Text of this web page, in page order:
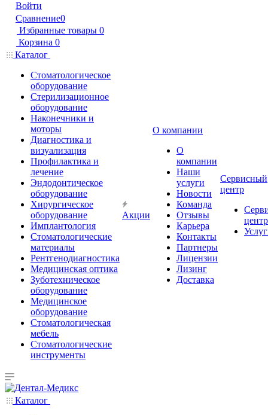
Войти
Сравнение0
Избранные товары 0
Корзина 0
Каталог
Стоматологическое
оборудование
Стерилизационное
оборудование
Наконечники и
моторы
Диагностика и
визуализация
Профилактика и
лечение
Эндодонтическое
оборудование
Хирургическое
оборудование
Имплантология
Стоматологические
материалы
Рентгенодиагностика
Медицинская оптика
Зуботехническое
оборудование
Медицинское
оборудование
Стоматологическая
мебель
Стоматологические
инструменты
Акции
О компании
О
компании
Наши
услуги
Новости
Команда
Отзывы
Карьера
Контакты
Партнеры
Лицензии
Лизинг
Доставка
Сервисный
центр
центр
Каталог